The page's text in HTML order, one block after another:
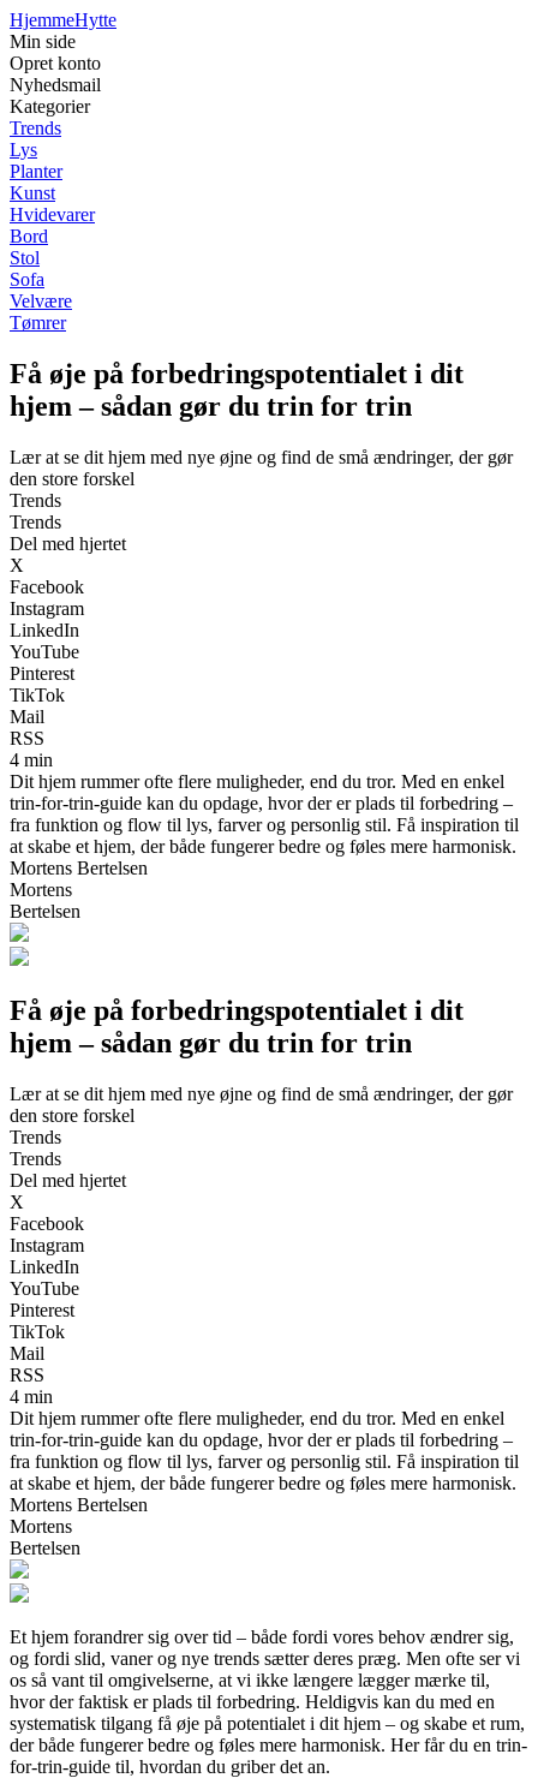
HjemmeHytte
Min side
Opret konto
Nyhedsmail
Kategorier
Trends
Lys
Planter
Kunst
Hvidevarer
Bord
Stol
Sofa
Velvære
Tømrer
Få øje på forbedringspotentialet i dit
hjem – sådan gør du trin for trin
Lær at se dit hjem med nye øjne og find de små ændringer, der gør
den store forskel
Trends
Trends
Del med hjertet
X
Facebook
Instagram
LinkedIn
YouTube
Pinterest
TikTok
Mail
RSS
4 min
Dit hjem rummer ofte flere muligheder, end du tror. Med en enkel
trin-for-trin-guide kan du opdage, hvor der er plads til forbedring –
fra funktion og flow til lys, farver og personlig stil. Få inspiration til
at skabe et hjem, der både fungerer bedre og føles mere harmonisk.
Mortens Bertelsen
Mortens
Bertelsen
Få øje på forbedringspotentialet i dit
hjem – sådan gør du trin for trin
Lær at se dit hjem med nye øjne og find de små ændringer, der gør
den store forskel
Trends
Trends
Del med hjertet
X
Facebook
Instagram
LinkedIn
YouTube
Pinterest
TikTok
Mail
RSS
4 min
Dit hjem rummer ofte flere muligheder, end du tror. Med en enkel
trin-for-trin-guide kan du opdage, hvor der er plads til forbedring –
fra funktion og flow til lys, farver og personlig stil. Få inspiration til
at skabe et hjem, der både fungerer bedre og føles mere harmonisk.
Mortens Bertelsen
Mortens
Bertelsen
Et hjem forandrer sig over tid – både fordi vores behov ændrer sig,
og fordi slid, vaner og nye trends sætter deres præg. Men ofte ser vi
os så vant til omgivelserne, at vi ikke længere lægger mærke til,
hvor der faktisk er plads til forbedring. Heldigvis kan du med en
systematisk tilgang få øje på potentialet i dit hjem – og skabe et rum,
der både fungerer bedre og føles mere harmonisk. Her får du en trin-
for-trin-guide til, hvordan du griber det an.